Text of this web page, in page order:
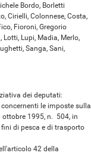
Bordo, Borletti
Cirielli, Colonnese, Costa,
Fioroni, Gregorio
Lotti, Lupi, Madia, Merlo,
Sanga, Sani,
dei deputati:
le imposte sulla
1995, n. 504, in
di pesca e di trasporto
42 della